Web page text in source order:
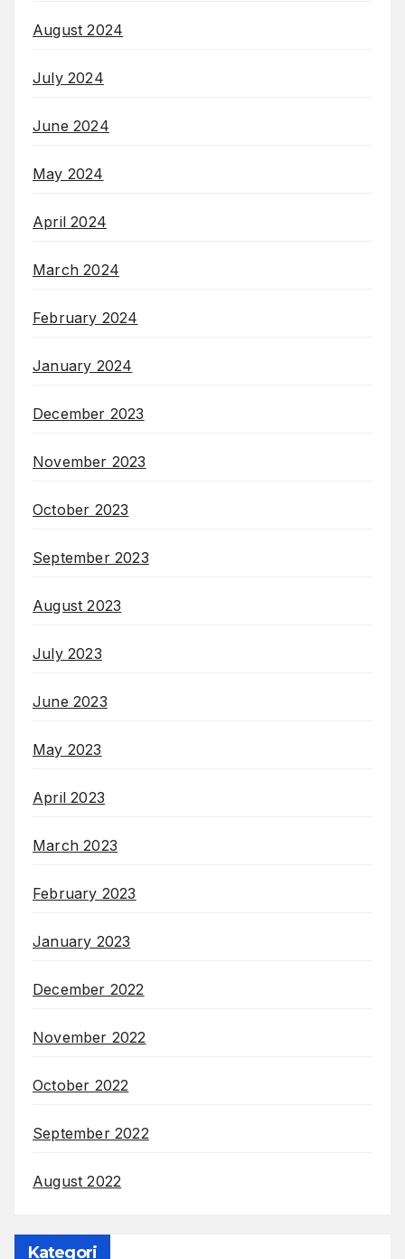
August 2024
July 2024
June 2024
May 2024
April 2024
March 2024
February 2024
January 2024
December 2023
November 2023
October 2023
September 2023
August 2023
July 2023
June 2023
May 2023
April 2023
March 2023
February 2023
January 2023
December 2022
November 2022
October 2022
September 2022
August 2022
Kategori